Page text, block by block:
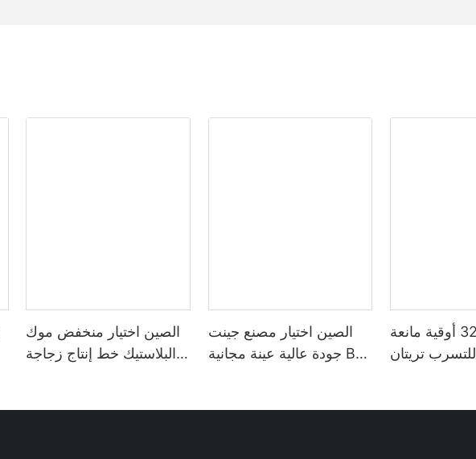
الصين اختيار منخفض موك
البلاستيك خط إنتاج زجاجة
الصين اختيار مصنع جينت
جودة عالية عينة مجانية Bpa
تخصيص 32 أوقية مانعة
للتسرب تريتان Bpa الحرة